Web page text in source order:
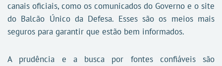
canais oficiais, como os comunicados do Governo e o site
do Balcão Único da Defesa. Esses são os meios mais
seguros para garantir que estão bem informados.
A prudência e a busca por fontes confiáveis são